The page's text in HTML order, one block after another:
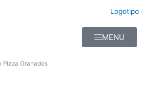
MENU
Plaza Granados